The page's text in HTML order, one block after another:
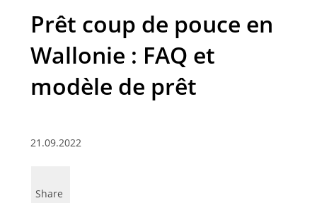
Prêt coup de pouce en
Wallonie : FAQ et
modèle de prêt
21.09.2022
Share